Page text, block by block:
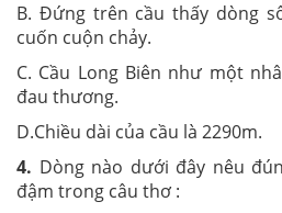
B. Đứng trên cầu thấy dòng
cuốn cuộn chảy.
C. Cầu Long Biên như một
đau thương.
D.Chiều dài của cầu là 2290m.
4. Dòng nào dưới đây nêu
đậm trong câu thơ :